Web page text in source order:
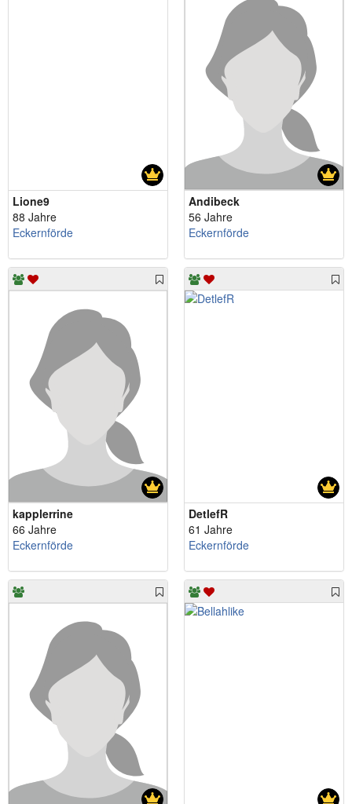
Lione9
88 Jahre
Eckernförde
Andibeck
56 Jahre
Eckernförde
kapplerrine
66 Jahre
Eckernförde
DetlefR
61 Jahre
Eckernförde